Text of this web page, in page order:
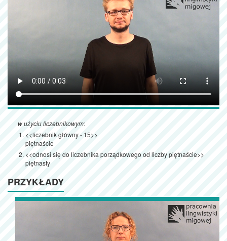
w użyciu liczebnikowym:
<<liczebnik główny - 15>>
piętnaście
<<odnosi się do liczebnika porządkowego od liczby piętnaście>>
piętnasty
PRZYKŁADY